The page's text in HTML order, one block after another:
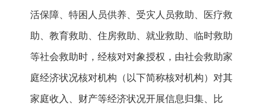
活保障、特困人员供养、受灾人员救助、医疗救
助、教育救助、住房救助、就业救助、临时救助
等社会救助时，经核对对象授权，由社会救助家
庭经济状况核对机构（以下简称核对机构）对其
家庭收入、财产等经济状况开展信息归集、比